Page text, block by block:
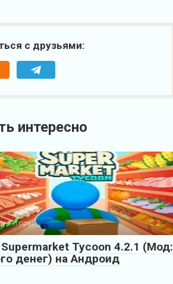
с друзьями:
интересно
2
Tycoon 4.2.1 (Мод:
денег) на Андроид